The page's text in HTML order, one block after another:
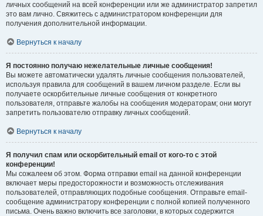
личных сообщений на всей конференции или же администратор запретил
это вам лично. Свяжитесь с администратором конференции для
получения дополнительной информации.
Вернуться к началу
Я постоянно получаю нежелательные личные сообщения!
Вы можете автоматически удалять личные сообщения пользователей,
используя правила для сообщений в вашем личном разделе. Если вы
получаете оскорбительные личные сообщения от конкретного
пользователя, отправьте жалобы на сообщения модераторам; они могут
запретить пользователю отправку личных сообщений.
Вернуться к началу
Я получил спам или оскорбительный email от кого-то с этой
конференции!
Мы сожалеем об этом. Форма отправки email на данной конференции
включает меры предосторожности и возможность отслеживания
пользователей, отправляющих подобные сообщения. Отправьте email-
сообщение администратору конференции с полной копией полученного
письма. Очень важно включить все заголовки, в которых содержится